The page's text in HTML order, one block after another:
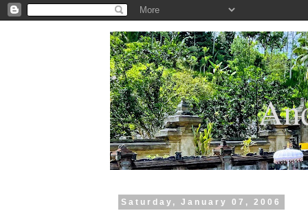
.
Saturday, January 07, 2006